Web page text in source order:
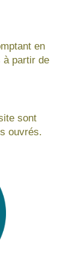
en
à partir de
sont
ouvrés.